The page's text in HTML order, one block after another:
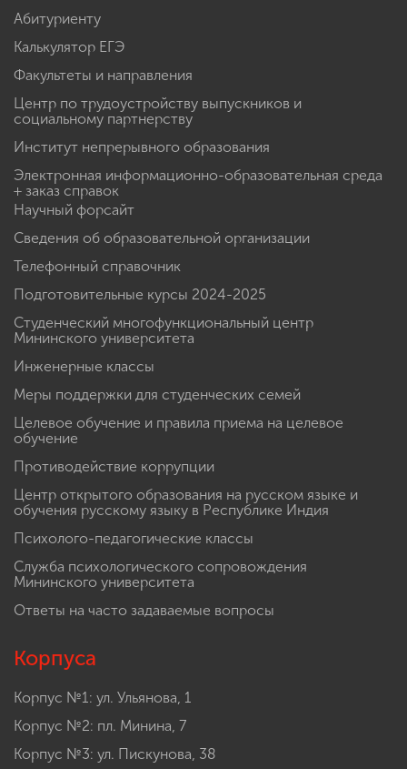
Абитуриенту
Калькулятор ЕГЭ
Факультеты и направления
Центр по трудоустройству выпускников и
социальному партнерству
Институт непрерывного образования
Электронная информационно-образовательная среда
+ заказ справок
Научный форсайт
Сведения об образовательной организации
Телефонный справочник
Подготовительные курсы 2024-2025
Студенческий многофункциональный центр
Мининского университета
Инженерные классы
Меры поддержки для студенческих семей
Целевое обучение и правила приема на целевое
обучение
Противодействие коррупции
Центр открытого образования на русском языке и
обучения русскому языку в Республике Индия
Психолого-педагогические классы
Служба психологического сопровождения
Мининского университета
Ответы на часто задаваемые вопросы
Корпуса
Корпус №1: ул. Ульянова, 1
Корпус №2: пл. Минина, 7
Корпус №3: ул. Пискунова, 38